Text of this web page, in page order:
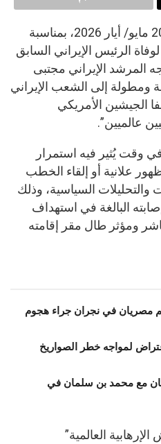
طهران – المنشر الاخباري، 20 مايو/ أيار 2026، بمناسبة
الرئيس الإيراني السابق
المرشد الإيراني مجتبى
ومطولة إلى الشعب الإيراني
الجيشين الأمريكي
عالميين”.
وقت يُثير فيه استمرار
علانية أو إلقاء الخطب
والتحليلات السياسية، وذلك
البالغة في استهداف
ومؤثر طال مقر إقامته
11 مدنيا بينهم مصريان في نجران جراء هجوم
300 صاروخ اعتراض لمواجه خطر الصواريخ
مع محمد بن سلمان في
العالمية”